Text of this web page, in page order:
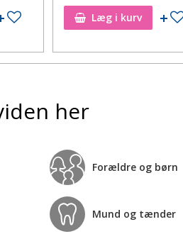
Tilføj til ønskeseddelLæg i kurv
her
Forældre og børn
Mund og tænder